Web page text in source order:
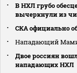
В НХЛ грубо
вычеркнули из
СКА официально
Нападающий
Двое россиян
нападающих НХЛ